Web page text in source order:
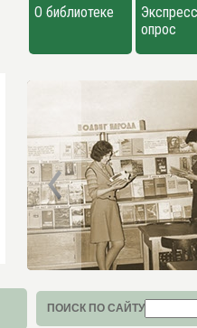
О библиотеке
опрос
ПОИСК ПО САЙТУ